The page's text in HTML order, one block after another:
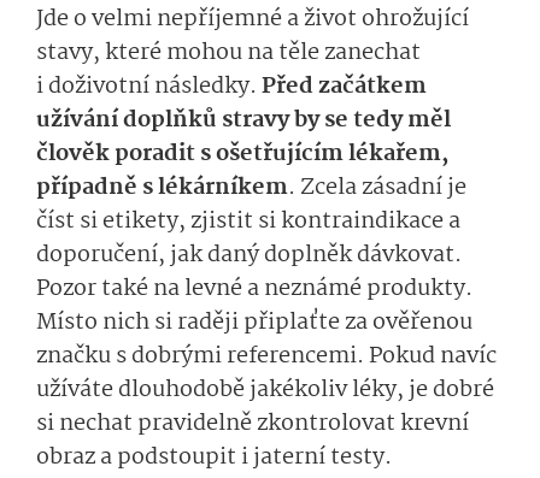
Jde o velmi nepříjemné a život ohrožující
stavy, které mohou na těle zanechat
i doživotní následky. Před začátkem
užívání doplňků stravy by se tedy měl
člověk poradit s ošetřujícím lékařem,
případně s lékárníkem. Zcela zásadní je
číst si etikety, zjistit si kontraindikace a
doporučení, jak daný doplněk dávkovat.
Pozor také na levné a neznámé produkty.
Místo nich si raději připlaťte za ověřenou
značku s dobrými referencemi. Pokud navíc
užíváte dlouhodobě jakékoliv léky, je dobré
si nechat pravidelně zkontrolovat krevní
obraz a podstoupit i jaterní testy.